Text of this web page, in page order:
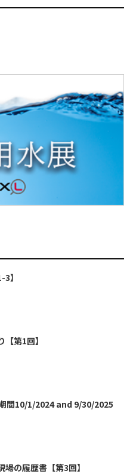
】
第1回】
間10/1/2024 and 9/30/2025
の履歴書【第3回】